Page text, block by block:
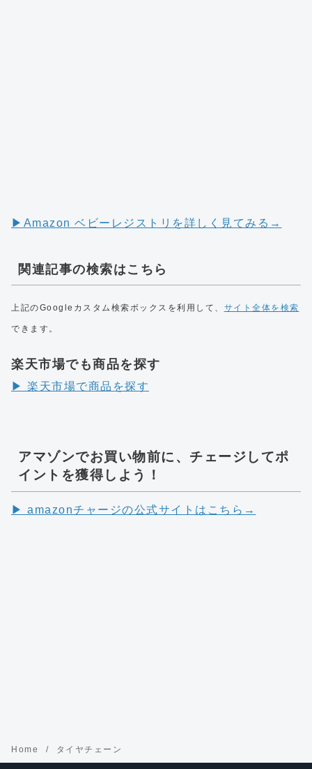
▶︎Amazon ベビーレジストリを詳しく見てみる→
関連記事の検索はこちら
上記のGoogleカスタム検索ボックスを利用して、 サイト全体を検索
できます。
楽天市場でも商品を探す
▶︎ 楽天市場で商品を探す
アマゾンでお買い物前に、チェージしてポ
イントを獲得しよう！
▶︎ amazonチャージの公式サイトはこちら→
Home タイヤチェーン